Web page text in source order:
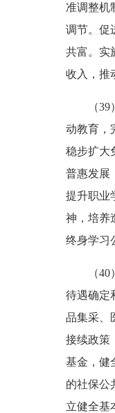
准调整机
调节。促
共富。实
收入，推
（
动教育，
稳步扩大
普惠发展
提升职业
神，培养
终身学习
（
待遇确定
品集采、
接续政策
基金，健
的社保公
立健全基